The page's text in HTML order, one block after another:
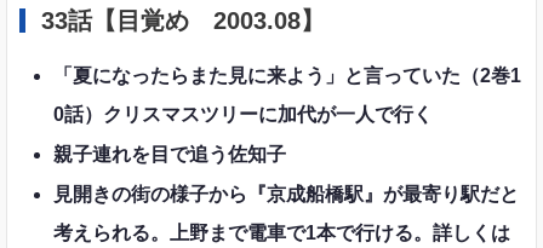
33話【目覚め 2003.08】
「夏になったらまた見に来よう」と言っていた（2巻1
0話）クリスマスツリーに加代が一人で行く
親子連れを目で追う佐知子
見開きの街の様子から『京成船橋駅』が最寄り駅だと
考えられる。上野まで電車で1本で行ける。詳しくは